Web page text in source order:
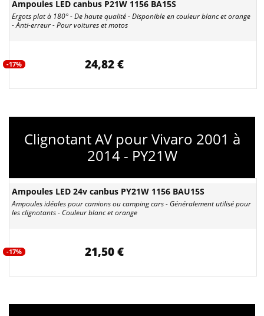
Ampoules LED canbus P21W 1156 BA15S
Ergots plat à 180° - De haute qualité - Disponible en couleur blanc et orange
- Anti-erreur - Pour voitures et motos
-17% 24,82 €
Clignotant AV pour Vivaro 2001 à
2014 - PY21W
Ampoules LED 24v canbus PY21W 1156 BAU15S
Ampoules idéales pour camions ou camping cars - Généralement utilisé pour
les clignotants - Couleur blanc et orange
-17% 21,50 €